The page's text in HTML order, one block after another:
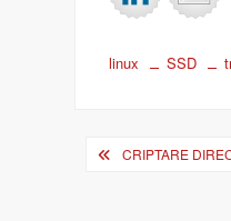
linux SSD
CRIPTARE